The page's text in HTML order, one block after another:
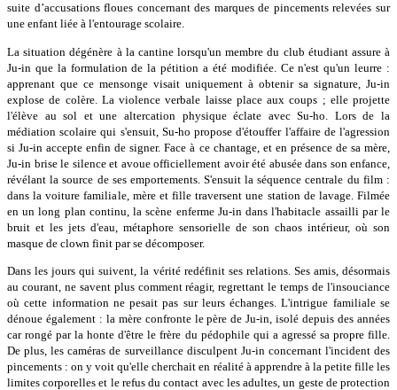
suite d’accusations floues concernant des marques de pincements relevées sur
une enfant liée à l'entourage scolaire.
La situation dégénère à la cantine lorsqu'un membre du club étudiant assure à
Ju-in que la formulation de la pétition a été modifiée. Ce n'est qu'un leurre :
apprenant que ce mensonge visait uniquement à obtenir sa signature, Ju-in
explose de colère. La violence verbale laisse place aux coups ; elle projette
l'élève au sol et une altercation physique éclate avec Su-ho. Lors de la
médiation scolaire qui s'ensuit, Su-ho propose d'étouffer l'affaire de l'agression
si Ju-in accepte enfin de signer. Face à ce chantage, et en présence de sa mère,
Ju-in brise le silence et avoue officiellement avoir été abusée dans son enfance,
révélant la source de ses emportements. S'ensuit la séquence centrale du film :
dans la voiture familiale, mère et fille traversent une station de lavage. Filmée
en un long plan continu, la scène enferme Ju-in dans l'habitacle assailli par le
bruit et les jets d'eau, métaphore sensorielle de son chaos intérieur, où son
masque de clown finit par se décomposer.
Dans les jours qui suivent, la vérité redéfinit ses relations. Ses amis, désormais
au courant, ne savent plus comment réagir, regrettant le temps de l'insouciance
où cette information ne pesait pas sur leurs échanges. L'intrigue familiale se
dénoue également : la mère confronte le père de Ju-in, isolé depuis des années
car rongé par la honte d'être le frère du pédophile qui a agressé sa propre fille.
De plus, les caméras de surveillance disculpent Ju-in concernant l'incident des
pincements : on y voit qu'elle cherchait en réalité à apprendre à la petite fille les
limites corporelles et le refus du contact avec les adultes, un geste de protection